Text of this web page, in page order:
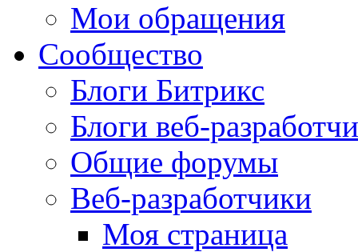
Мои обращения
Сообщество
Блоги Битрикс
Блоги веб-
Общие форумы
Веб-разработчики
Моя страница